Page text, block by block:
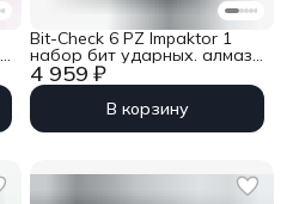
4 959 ₽
Bit-Check 6 PZ Impaktor 1
набор бит ударных. алмаз,
6 пр., 1/4&quot; E6.3 Wera
WE-057692
В корзину